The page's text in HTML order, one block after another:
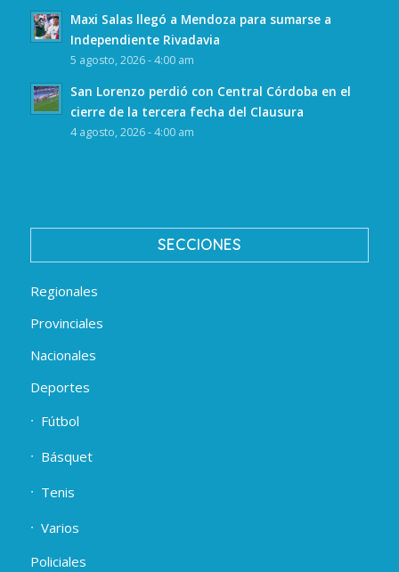
Maxi Salas llegó a Mendoza para sumarse a
Independiente Rivadavia
5 agosto, 2026 - 4:00 am
San Lorenzo perdió con Central Córdoba en el
cierre de la tercera fecha del Clausura
4 agosto, 2026 - 4:00 am
SECCIONES
Regionales
Provinciales
Nacionales
Deportes
Fútbol
Básquet
Tenis
Varios
Policiales